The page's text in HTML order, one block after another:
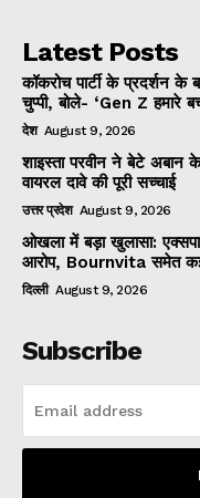
Latest Posts
कॉकरोच पार्टी के प्रदर्शन के
चुप्पी, बोले- ‘Gen Z हमारे
देश August 9, 2026
शाइस्ता परवीन ने बेटे अबान
वायरल दावे की पूरी सच्चाई
उत्तर प्रदेश August 9, 2026
ओखला में बड़ा खुलासा:
आरोप, Bournvita समेत कई
दिल्ली August 9, 2026
Subscribe